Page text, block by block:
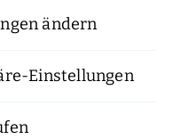
ändern
Einstellungen